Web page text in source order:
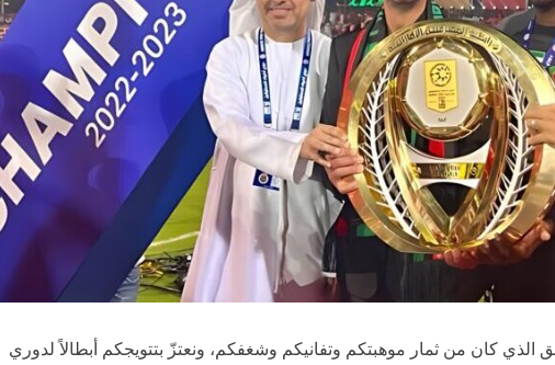
كان من ثمار موهبتكم وتفانيكم وشغفكم، ونعتزّ بتتويجكم أبطالاً لدوري